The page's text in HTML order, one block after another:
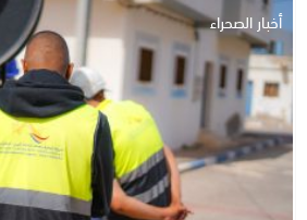
أخبار الصحراء